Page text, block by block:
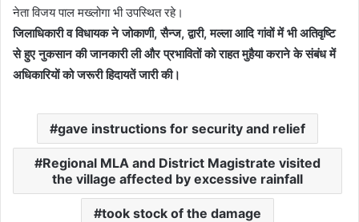
नेता विजय पाल मख्लोगा भी उपस्थित रहे।
जिलाधिकारी व विधायक ने जोकाणी, सैन्ज, द्वारी, मल्ला आदि गांवों में भी अतिवृष्टि
से हुए नुकसान की जानकारी ली और प्रभावितों को राहत मुहैया कराने के संबंध में
अधिकारियों को जरूरी हिदायतें जारी की।
gave instructions for security and relief
Regional MLA and District Magistrate visited
the village affected by excessive rainfall
took stock of the damage